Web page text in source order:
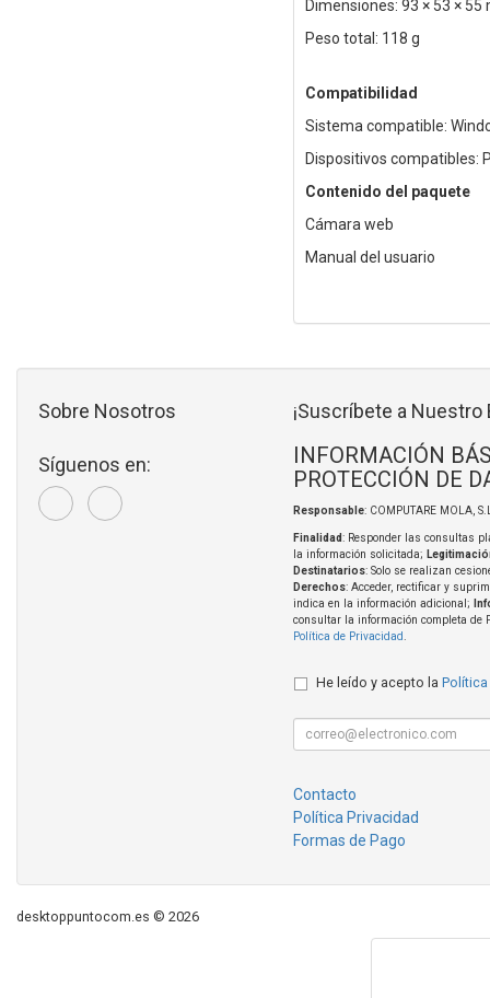
Dimensiones: 93 × 53 × 55
Peso total: 118 g
Compatibilidad
Sistema compatible:
Dispositivos compatibles:
Contenido del paquete
Cámara web
Manual del usuario
Sobre Nosotros
Síguenos en:
¡Suscríbete a Nuestro
INFORMACIÓN
PROTECCIÓN DE
Responsable: COMPUTARE MOLA,
Finalidad: Responder las consultas
la información solicitada;
Destinatarios: Solo se realizan
Derechos: Acceder, rectificar y
indica en la información adicional;
consultar la información completa de
Política de Privacidad
He leído y acepto la Política
Contacto
Política Privacidad
Formas de Pago
desktoppuntocom.es © 2026